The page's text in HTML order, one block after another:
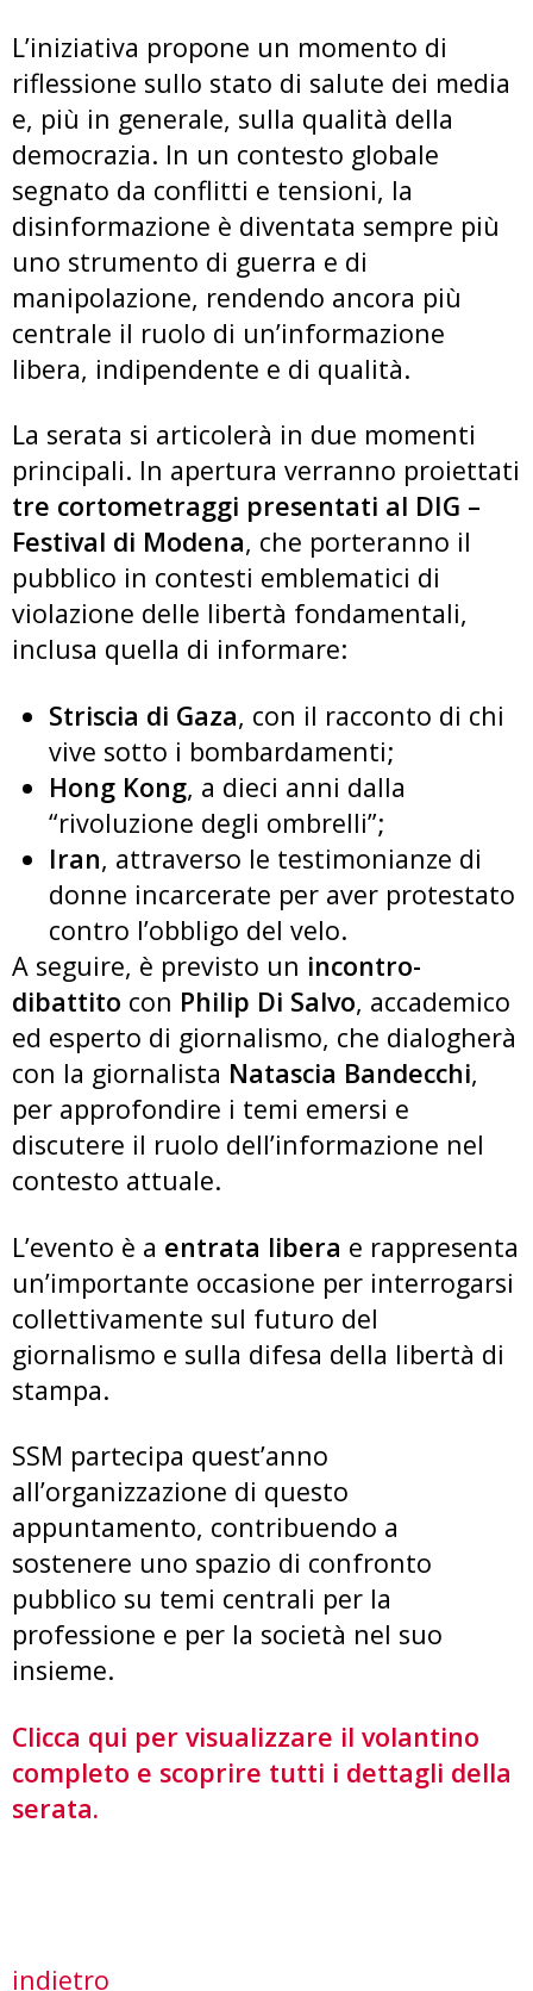
L’iniziativa propone un momento di
riflessione sullo stato di salute dei media
e, più in generale, sulla qualità della
democrazia. In un contesto globale
segnato da conflitti e tensioni, la
disinformazione è diventata sempre più
uno strumento di guerra e di
manipolazione, rendendo ancora più
centrale il ruolo di un’informazione
libera, indipendente e di qualità.
La serata si articolerà in due momenti
principali. In apertura verranno proiettati
tre cortometraggi presentati al DIG –
Festival di Modena, che porteranno il
pubblico in contesti emblematici di
violazione delle libertà fondamentali,
inclusa quella di informare:
Striscia di Gaza, con il racconto di chi
vive sotto i bombardamenti;
Hong Kong, a dieci anni dalla
“rivoluzione degli ombrelli”;
Iran, attraverso le testimonianze di
donne incarcerate per aver protestato
contro l’obbligo del velo.
A seguire, è previsto un incontro-
dibattito con Philip Di Salvo, accademico
ed esperto di giornalismo, che dialogherà
con la giornalista Natascia Bandecchi,
per approfondire i temi emersi e
discutere il ruolo dell’informazione nel
contesto attuale.
L’evento è a entrata libera e rappresenta
un’importante occasione per interrogarsi
collettivamente sul futuro del
giornalismo e sulla difesa della libertà di
stampa.
SSM partecipa quest’anno
all’organizzazione di questo
appuntamento, contribuendo a
sostenere uno spazio di confronto
pubblico su temi centrali per la
professione e per la società nel suo
insieme.
Clicca qui per visualizzare il volantino
completo e scoprire tutti i dettagli della
serata.
indietro